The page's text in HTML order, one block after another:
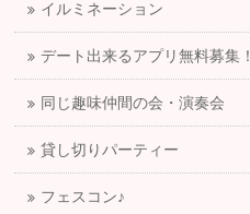
イルミネーション
デート出来るアプリ無料募集！
同じ趣味仲間の会・演奏会
貸し切りパーティー
フェスコン♪